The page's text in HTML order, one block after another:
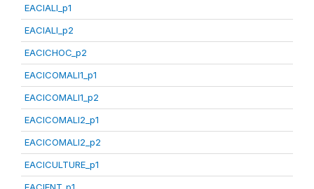
EACIALI_p1
EACIALI_p2
EACICHOC_p2
EACICOMALI1_p1
EACICOMALI1_p2
EACICOMALI2_p1
EACICOMALI2_p2
EACICULTURE_p1
EACIENT_p1